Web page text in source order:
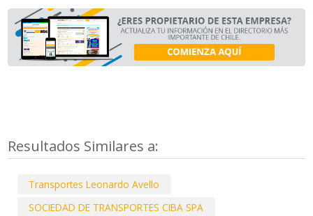
Resultados Similares a:
Transportes Leonardo Avello
SOCIEDAD DE TRANSPORTES CIBA SPA